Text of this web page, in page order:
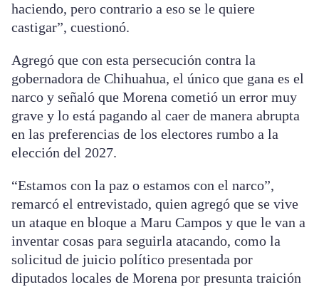
haciendo, pero contrario a eso se le quiere
castigar”, cuestionó.
Agregó que con esta persecución contra la
gobernadora de Chihuahua, el único que gana es el
narco y señaló que Morena cometió un error muy
grave y lo está pagando al caer de manera abrupta
en las preferencias de los electores rumbo a la
elección del 2027.
“Estamos con la paz o estamos con el narco”,
remarcó el entrevistado, quien agregó que se vive
un ataque en bloque a Maru Campos y que le van a
inventar cosas para seguirla atacando, como la
solicitud de juicio político presentada por
diputados locales de Morena por presunta traición